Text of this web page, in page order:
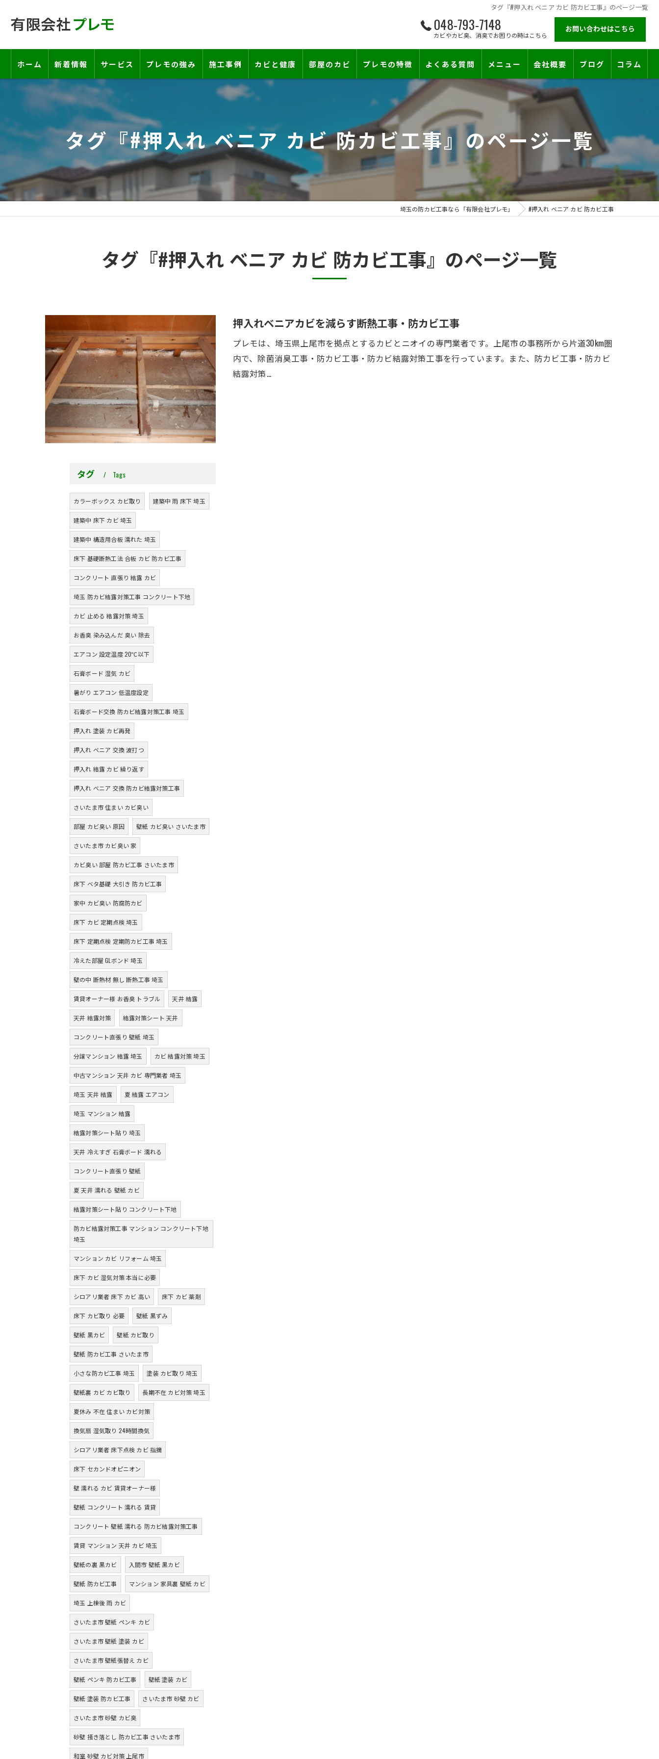
タグ『#押入れ ベニア カビ 防カビ工事』のページ一覧
048-793-7148
カビやカビ臭、消臭でお困りの時はこちら
お問い合わせはこちら
ホーム 新着情報 サービス
工事の流れ―契約書・保証書について―
お客様の声
プレモの強み 施工事例 カビと健康 部屋のカビ
壁紙下地防カビ工事
壁紙カビ・壁紙下地のカビ
カビと結露対策
『またか…』の天井結露クレームに終止符を。賃貸オーナー様が最後に頼る専門工事
半地下・地下室のカビ
プレモの特徴
床下のカビ
建築中のカビ
漏水事故のカビ
雨漏りによるカビ
コンクリートのカビ
部屋の除菌消臭
よくある質問 メニュー 会社概要
施工対応エリア
ブログ コラム
タグ『#押入れ ベニア カビ 防カビ工事』のページ一覧
埼玉の防カビ工事なら「有限会社プレモ」 #押入れ ベニア カビ 防カビ工事
タグ『#押入れ ベニア カビ 防カビ工事』のページ一覧
押入れベニアカビを減らす断熱工事・防カビ工事
プレモは、埼玉県上尾市を拠点とするカビとニオイの専門業者です。上尾市の事務所から片道30km圏
内で、除菌消臭工事・防カビ工事・防カビ結露対策工事を行っています。また、防カビ工事・防カビ
結露対策…
タグ Tags
カラーボックス カビ取り 建築中 雨 床下 埼玉
建築中 床下 カビ 埼玉
建築中 構造用合板 濡れた 埼玉
床下 基礎断熱工法 合板 カビ 防カビ工事
コンクリート 直張り 結露 カビ
埼玉 防カビ結露対策工事 コンクリート下地
カビ 止める 結露対策 埼玉
お香臭 染み込んだ 臭い 除去
エアコン 設定温度 20℃以下
石膏ボード 湿気 カビ
暑がり エアコン 低温度設定
石膏ボード交換 防カビ結露対策工事 埼玉
押入れ 塗装 カビ再発
押入れ ベニア 交換 波打つ
押入れ 結露 カビ 繰り返す
押入れ ベニア 交換 防カビ結露対策工事
さいたま市 住まい カビ臭い
部屋 カビ臭い 原因 壁紙 カビ臭い さいたま市
さいたま市 カビ臭い 家
カビ臭い 部屋 防カビ工事 さいたま市
床下 ベタ基礎 大引き 防カビ工事
家中 カビ臭い 防腐防カビ
床下 カビ 定期点検 埼玉
床下 定期点検 定期防カビ工事 埼玉
冷えた部屋 GLボンド 埼玉
壁の中 断熱材 無し 断熱工事 埼玉
賃貸オーナー様 お香臭 トラブル 天井 結露
天井 結露対策 結露対策シート 天井
コンクリート直張り 壁紙 埼玉
分譲マンション 結露 埼玉 カビ 結露対策 埼玉
中古マンション 天井 カビ 専門業者 埼玉
埼玉 天井 結露 夏 結露 エアコン
埼玉 マンション 結露
結露対策シート貼り 埼玉
天井 冷えすぎ 石膏ボード 濡れる
コンクリート直張り 壁紙
夏 天井 濡れる 壁紙 カビ
結露対策シート貼り コンクリート下地
防カビ結露対策工事 マンション コンクリート下地
埼玉
マンション カビ リフォーム 埼玉
床下 カビ 湿気対策 本当に必要
シロアリ業者 床下 カビ 高い 床下 カビ 薬剤
床下 カビ取り 必要 壁紙 黒ずみ
壁紙 黒カビ 壁紙 カビ取り
壁紙 防カビ工事 さいたま市
小さな防カビ工事 埼玉 塗装 カビ取り 埼玉
壁紙裏 カビ カビ取り 長期不在 カビ対策 埼玉
夏休み 不在 住まい カビ対策
換気扇 湿気取り 24時間換気
シロアリ業者 床下点検 カビ 指摘
床下 セカンドオピニオン
壁 濡れる カビ 賃貸オーナー様
壁紙 コンクリート 濡れる 賃貸
コンクリート 壁紙 濡れる 防カビ結露対策工事
賃貸 マンション 天井 カビ 埼玉
壁紙の裏 黒カビ 入間市 壁紙 黒カビ
壁紙 防カビ工事 マンション 家具裏 壁紙 カビ
埼玉 上棟後 雨 カビ
さいたま市 壁紙 ペンキ カビ
さいたま市 壁紙 塗装 カビ
さいたま市 壁紙張替え カビ
壁紙 ペンキ 防カビ工事 壁紙 塗装 カビ
壁紙 塗装 防カビ工事 さいたま市 砂壁 カビ
さいたま市 砂壁 カビ臭
砂壁 掻き落とし 防カビ工事 さいたま市
和室 砂壁 カビ対策 上尾市